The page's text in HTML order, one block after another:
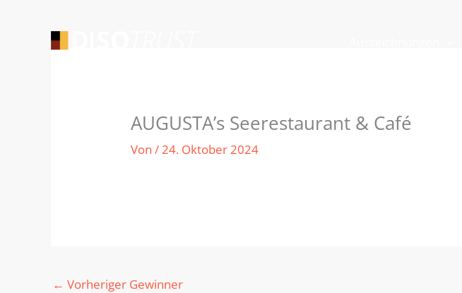
AUGUSTAʼs Seerestaurant & Café
Von/24. Oktober 2024
← Vorheriger Gewinner